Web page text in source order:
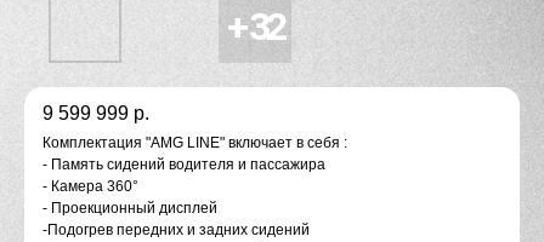
9 599 999 р.
Комплeктaция "AMG LINE" включaет в ceбя :
- Память сидeний водителя и пассажира
- Камера 360°
- Проекционный дисплей
-Подогрев передних и задних сидений